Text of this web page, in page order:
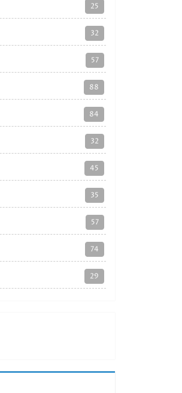
25
32
57
88
84
32
45
35
57
74
29